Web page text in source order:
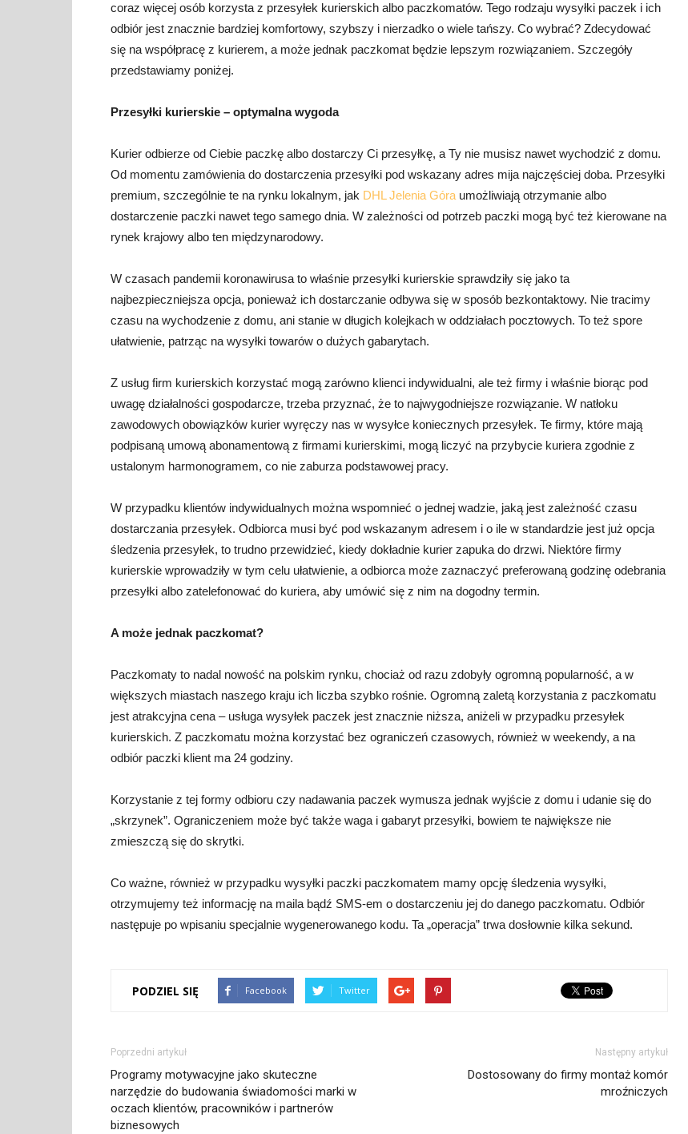
coraz więcej osób korzysta z przesyłek kurierskich albo paczkomatów. Tego rodzaju wysyłki paczek i ich
odbiór jest znacznie bardziej komfortowy, szybszy i nierzadko o wiele tańszy. Co wybrać? Zdecydować
się na współpracę z kurierem, a może jednak paczkomat będzie lepszym rozwiązaniem. Szczegóły
przedstawiamy poniżej.
Przesyłki kurierskie – optymalna wygoda
Kurier odbierze od Ciebie paczkę albo dostarczy Ci przesyłkę, a Ty nie musisz nawet wychodzić z domu.
Od momentu zamówienia do dostarczenia przesyłki pod wskazany adres mija najczęściej doba. Przesyłki
premium, szczególnie te na rynku lokalnym, jak DHL Jelenia Góra umożliwiają otrzymanie albo
dostarczenie paczki nawet tego samego dnia. W zależności od potrzeb paczki mogą być też kierowane na
rynek krajowy albo ten międzynarodowy.
W czasach pandemii koronawirusa to właśnie przesyłki kurierskie sprawdziły się jako ta
najbezpieczniejsza opcja, ponieważ ich dostarczanie odbywa się w sposób bezkontaktowy. Nie tracimy
czasu na wychodzenie z domu, ani stanie w długich kolejkach w oddziałach pocztowych. To też spore
ułatwienie, patrząc na wysyłki towarów o dużych gabarytach.
Z usług firm kurierskich korzystać mogą zarówno klienci indywidualni, ale też firmy i właśnie biorąc pod
uwagę działalności gospodarcze, trzeba przyznać, że to najwygodniejsze rozwiązanie. W natłoku
zawodowych obowiązków kurier wyręczy nas w wysyłce koniecznych przesyłek. Te firmy, które mają
podpisaną umową abonamentową z firmami kurierskimi, mogą liczyć na przybycie kuriera zgodnie z
ustalonym harmonogramem, co nie zaburza podstawowej pracy.
W przypadku klientów indywidualnych można wspomnieć o jednej wadzie, jaką jest zależność czasu
dostarczania przesyłek. Odbiorca musi być pod wskazanym adresem i o ile w standardzie jest już opcja
śledzenia przesyłek, to trudno przewidzieć, kiedy dokładnie kurier zapuka do drzwi. Niektóre firmy
kurierskie wprowadziły w tym celu ułatwienie, a odbiorca może zaznaczyć preferowaną godzinę odebrania
przesyłki albo zatelefonować do kuriera, aby umówić się z nim na dogodny termin.
A może jednak paczkomat?
Paczkomaty to nadal nowość na polskim rynku, chociaż od razu zdobyły ogromną popularność, a w
większych miastach naszego kraju ich liczba szybko rośnie. Ogromną zaletą korzystania z paczkomatu
jest atrakcyjna cena – usługa wysyłek paczek jest znacznie niższa, aniżeli w przypadku przesyłek
kurierskich. Z paczkomatu można korzystać bez ograniczeń czasowych, również w weekendy, a na
odbiór paczki klient ma 24 godziny.
Korzystanie z tej formy odbioru czy nadawania paczek wymusza jednak wyjście z domu i udanie się do
„skrzynek”. Ograniczeniem może być także waga i gabaryt przesyłki, bowiem te największe nie
zmieszczą się do skrytki.
Co ważne, również w przypadku wysyłki paczki paczkomatem mamy opcję śledzenia wysyłki,
otrzymujemy też informację na maila bądź SMS-em o dostarczeniu jej do danego paczkomatu. Odbiór
następuje po wpisaniu specjalnie wygenerowanego kodu. Ta „operacja” trwa dosłownie kilka sekund.
PODZIEL SIĘ Facebook Twitter
Poprzedni artykuł
Programy motywacyjne jako skuteczne
narzędzie do budowania świadomości marki w
oczach klientów, pracowników i partnerów
biznesowych
Następny artykuł
Dostosowany do firmy montaż komór
mroźniczych